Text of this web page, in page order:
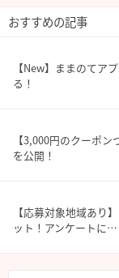
おすすめの記事
【New】ままのてア
る！
【3,000円のクーポ
を公開！
【応募対象地域あり
ット！アンケートに…